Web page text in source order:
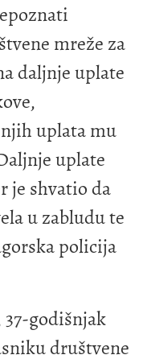
mreže za
daljnje uplate
uplata mu
uplate
je shvatio da
u zabludu te
policija
godišnjak
društvene